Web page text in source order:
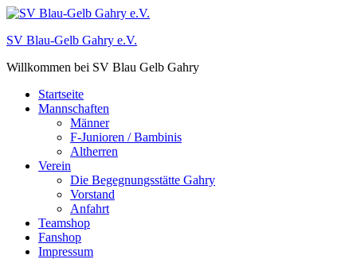
Zum
springen
SV Blau-Gelb Gahry e.V.
Willkommen bei SV Blau Gelb Gahry
Startseite
Mannschaften
Männer
F-Junioren / Bambinis
Altherren
Verein
Die Begegnungsstätte Gahry
Vorstand
Anfahrt
Teamshop
Fanshop
Impressum